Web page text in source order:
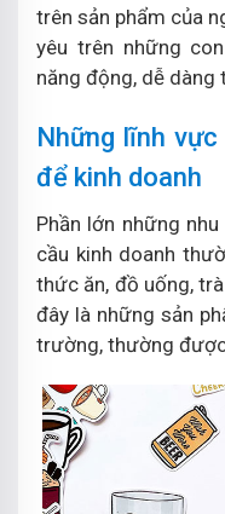
trên sản phẩm của
yêu trên những
năng động, dễ dàng
Những lĩnh
để kinh doanh
Phần lớn những
cầu kinh doanh
thức ăn, đồ uống,
đây là những sản
trường, thường